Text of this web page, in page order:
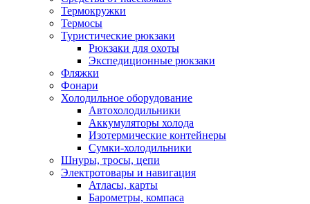
Термокружки
Термосы
Туристические рюкзаки
Рюкзаки для охоты
Экспедиционные рюкзаки
Фляжки
Фонари
Холодильное оборудование
Автохолодильники
Аккумуляторы холода
Изотермические контейнеры
Сумки-холодильники
Шнуры, тросы, цепи
Электротовары и навигация
Атласы, карты
Барометры, компаса